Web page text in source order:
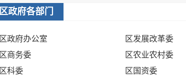
区政府各部门
区政府办公室 区发展改革委
区商务委
区农业农村委
区科委
区国资委